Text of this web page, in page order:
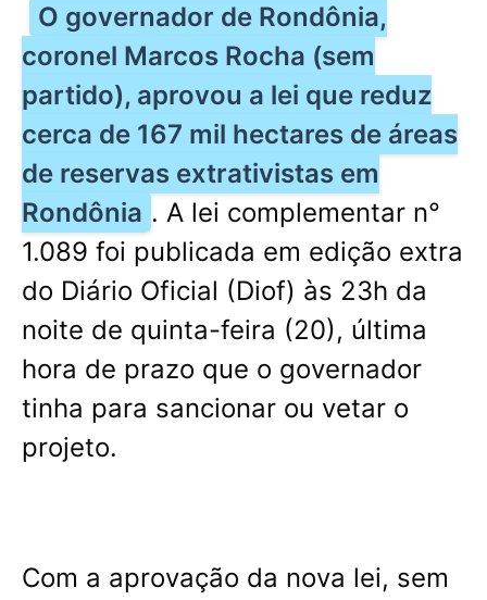
O governador de Rondônia,
coronel Marcos Rocha (sem
partido), aprovou a lei que reduz
cerca de 167 mil hectares de áreas
de reservas extrativistas em
Rondônia . A lei complementar n°
1.089 foi publicada em edição extra
do Diário Oficial (Diof) às 23h da
noite de quinta-feira (20), última
hora de prazo que o governador
tinha para sancionar ou vetar o
projeto.
Com a aprovação da nova lei, sem